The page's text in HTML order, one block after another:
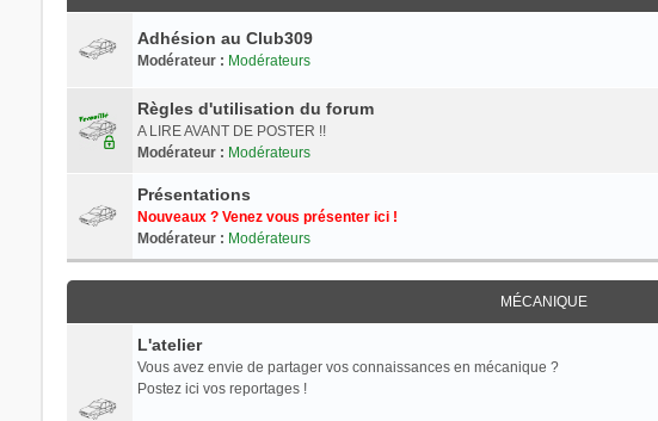
Adhésion au Club309
Modérateur : Modérateurs
Règles d'utilisation du forum
A LIRE AVANT DE POSTER !!
Modérateur : Modérateurs
Présentations
Nouveaux ? Venez vous présenter ici !
Modérateur : Modérateurs
MÉCANIQUE
L'atelier
Vous avez envie de partager vos connaissances en mécanique ?
Postez ici vos reportages !